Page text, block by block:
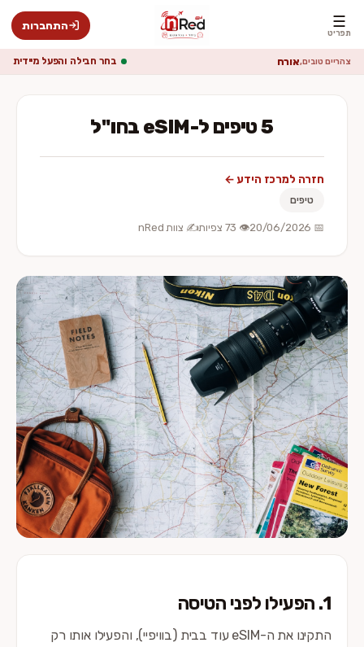
☰
תפריט
התחברות
צהריים טובים,אורח בחר חבילה והפעל מיידית
5 טיפים ל-eSIM בחו"ל
טיפים
📅 20/06/2026 👁️ 73 צפיות ✍️ צוות nRed
חזרה למרכז הידע ←
1. הפעילו לפני הטיסה
התקינו את ה-eSIM עוד בבית (בוויפיי), והפעילו אותו רק